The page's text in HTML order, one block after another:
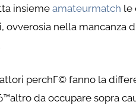
insiemeamateurmatch le
nella mancanza
perchГ© fanno la
da occupare sopra